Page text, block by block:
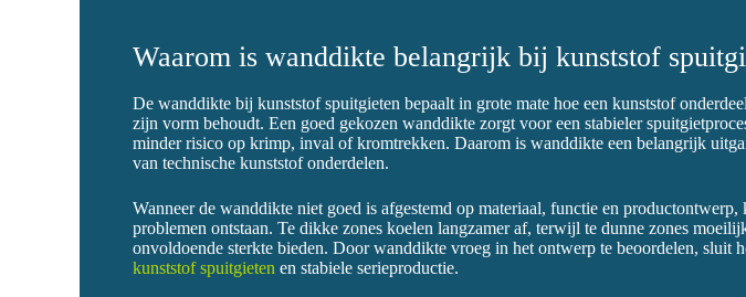
Waarom is wanddikte belangrijk bij kunststof
De wanddikte bij kunststof spuitgieten bepaalt in grote mate hoe een kunststof
zijn vorm behoudt. Een goed gekozen wanddikte zorgt voor een stabieler
minder risico op krimp, inval of kromtrekken. Daarom is wanddikte een belangrijk
van technische kunststof onderdelen.
Wanneer de wanddikte niet goed is afgestemd op materiaal, functie en productontwerp,
problemen ontstaan. Te dikke zones koelen langzamer af, terwijl te dunne zones
onvoldoende sterkte bieden. Door wanddikte vroeg in het ontwerp te beoordelen, sluit
kunststof spuitgieten en stabiele serieproductie.